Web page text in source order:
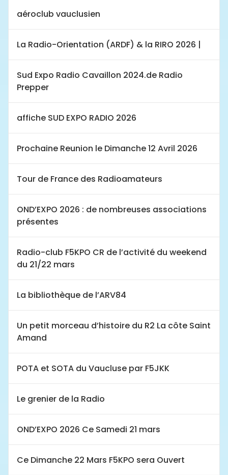
aéroclub vauclusien
La Radio-Orientation (ARDF) & la RIRO 2026 |
Sud Expo Radio Cavaillon 2024.de Radio
Prepper
affiche SUD EXPO RADIO 2026
Prochaine Reunion le Dimanche 12 Avril 2026
Tour de France des Radioamateurs
OND’EXPO 2026 : de nombreuses associations
présentes
Radio-club F5KPO CR de l’activité du weekend
du 21/22 mars
La bibliothèque de l’ARV84
Un petit morceau d’histoire du R2 La côte Saint
Amand
POTA et SOTA du Vaucluse par F5JKK
Le grenier de la Radio
OND’EXPO 2026 Ce Samedi 21 mars
Ce Dimanche 22 Mars F5KPO sera Ouvert